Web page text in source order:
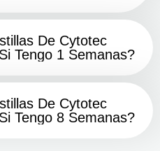
De Cytotec
Tengo 1 Semanas?
De Cytotec
Tengo 8 Semanas?